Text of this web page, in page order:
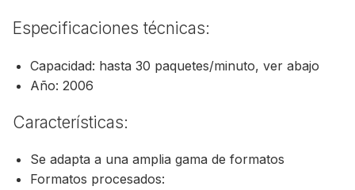
Especificaciones técnicas:
Capacidad: hasta 30 paquetes/minuto, ver abajo
Año: 2006
Características:
Se adapta a una amplia gama de formatos
Formatos procesados: